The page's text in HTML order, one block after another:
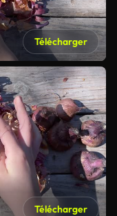
Télécharger
Télécharger